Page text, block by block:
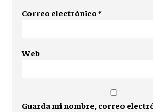
Correo electrónico*
Web
Guarda mi nombre, correo